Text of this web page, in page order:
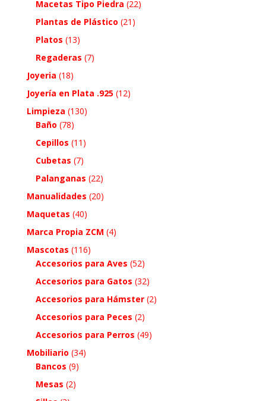
Macetas Tipo Piedra (22)
Plantas de Plástico (21)
Platos (13)
Regaderas (7)
Joyeria (18)
Joyería en Plata .925 (12)
Limpieza (130)
Baño (78)
Cepillos (11)
Cubetas (7)
Palanganas (22)
Manualidades (20)
Maquetas (40)
Marca Propia ZCM (4)
Mascotas (116)
Accesorios para Aves (52)
Accesorios para Gatos (32)
Accesorios para Hámster (2)
Accesorios para Peces (2)
Accesorios para Perros (49)
Mobiliario (34)
Bancos (9)
Mesas (2)